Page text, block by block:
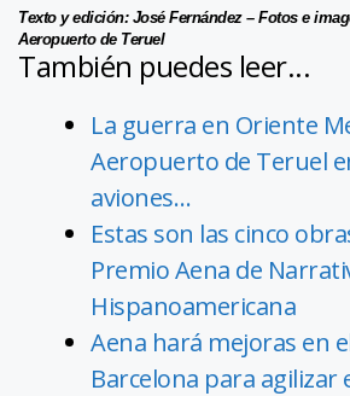
Texto y edición: José Fernández – Fotos e
Aeropuerto de Teruel
También puedes leer...
La guerra en Oriente
Aeropuerto de Teruel
aviones…
Estas son las cinco
Premio Aena de
Hispanoamericana
Aena hará mejoras en
Barcelona para